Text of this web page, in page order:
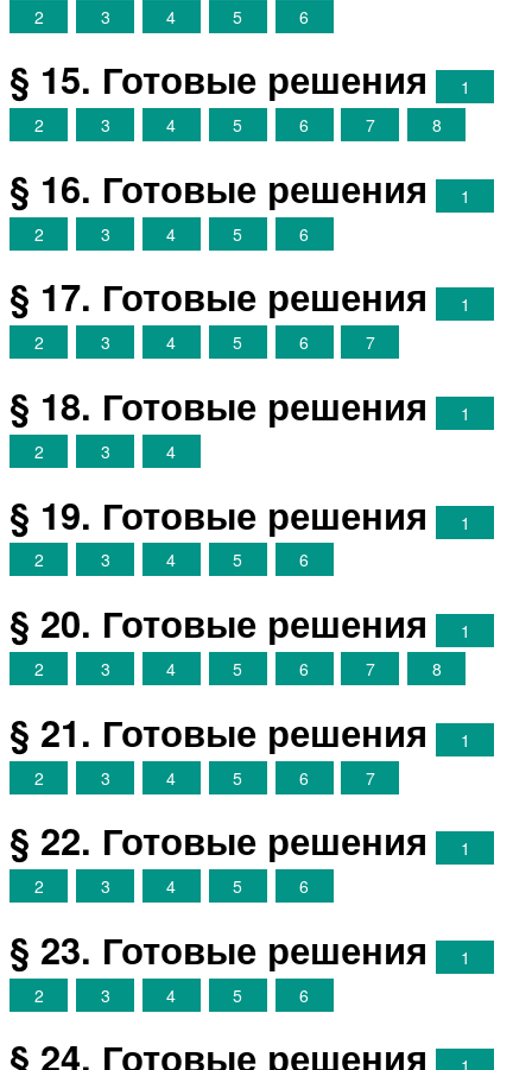
2
3 4 5 6
§ 15. Готовые решения
1
2
3 4 5 6 7 8
§ 16. Готовые решения
1
2
3 4 5 6
§ 17. Готовые решения
1
2
3 4 5 6 7
§ 18. Готовые решения
1
2
3 4
§ 19. Готовые решения
1
2
3 4 5 6
§ 20. Готовые решения
1
2
3 4 5 6 7 8
§ 21. Готовые решения
1
2
3 4 5 6 7
§ 22. Готовые решения
1
2
3 4 5 6
§ 23. Готовые решения
1
2
3 4 5 6
§ 24. Готовые решения